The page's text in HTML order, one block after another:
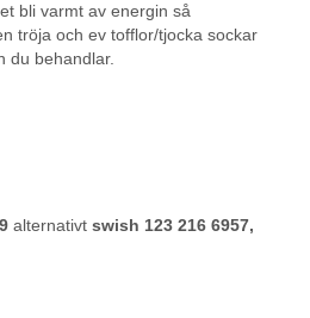
bli varmt av energin så
tröja och ev tofflor/tjocka sockar
du behandlar.
alternativt swish 123 216 6957,